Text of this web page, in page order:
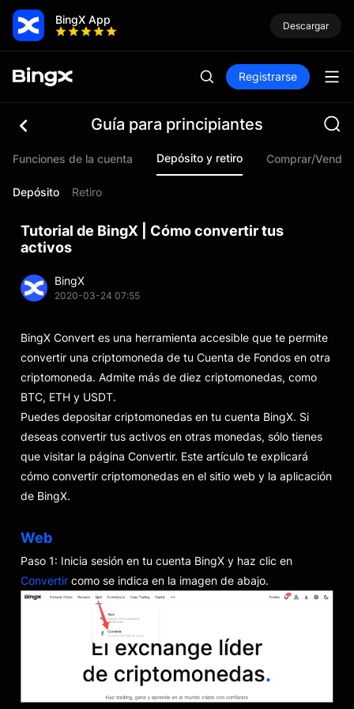
BingX App Descargar
Registrarse
Guía para principiantes
Funciones de la cuenta Depósito y retiro Comprar/
Depósito Retiro
Tutorial de BingX | Cómo convertir tus
activos
BingX
2020-03-24 07:55
BingX Convert es una herramienta accesible que te permite
convertir una criptomoneda de tu Cuenta de Fondos en otra
criptomoneda. Admite más de diez criptomonedas, como
BTC, ETH y USDT.
Puedes depositar criptomonedas en tu cuenta BingX. Si
deseas convertir tus activos en otras monedas, sólo tienes
que visitar la página Convertir. Este artículo te explicará
cómo convertir criptomonedas en el sitio web y la aplicación
de BingX.
Web
Paso 1: Inicia sesión en tu cuenta BingX y haz clic en
Convertir como se indica en la imagen de abajo.